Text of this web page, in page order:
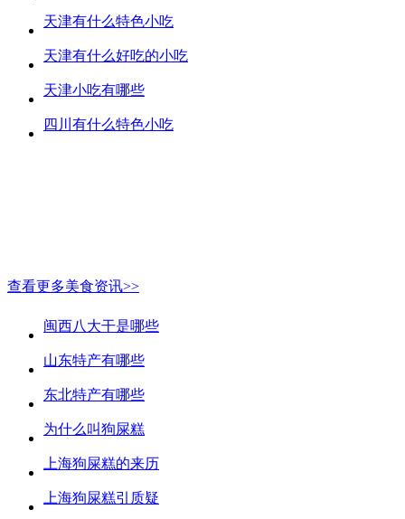
天津有什么特色小吃
天津有什么好吃的小吃
天津小吃有哪些
四川有什么特色小吃
查看更多美食资讯>>
闽西八大干是哪些
山东特产有哪些
东北特产有哪些
为什么叫狗屎糕
上海狗屎糕的来历
上海狗屎糕引质疑